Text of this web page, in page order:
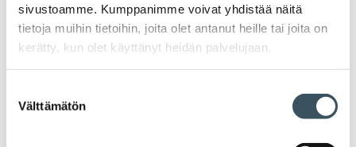
sivustoamme. Kumppanimme voivat yhdistää näitä
tietoja muihin tietoihin, joita olet antanut heille tai joita on
kerätty, kun olet käyttänyt heidän palvelujaan.
valinta
Välttämätön
2023
2021